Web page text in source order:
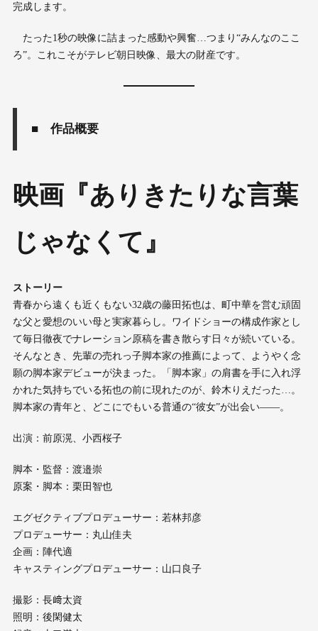
完成します。
たった1秒の映像に詰まった感動や興奮…つまり“みんなのここ
ろ”。これこそがテレビ朝日映像、最大の財産です。
■ 作品概要
映画『ありきたりな言葉
じゃなくて』
ストーリー
青春から遠くも近くもない32歳の藤田拓也は、町中華を営む頑固
な父と愛想のいい母と実家暮らし。ワイドショーの構成作家とし
て毎日徹夜でナレーション原稿を書き散らす日々が続いている。
そんなとき、先輩の売れっ子脚本家の推薦によって、ようやく念
願の脚本家デビューが決まった。「脚本家」の肩書を手に入れ浮
かれた気持ちでいる拓也の前に現れたのが、鈴木りえだった…。
脚本家の青年と、どこにでもいる普通の“彼女”が出会い――。
出演：前原滉、小西桜子
脚本・監督：渡邉崇
原案・脚本：栗田智也
エグゼクティブプロデューサー：若林邦彦
プロデューサー：丸山佳夫
企画：陣代適
キャスティングプロデューサー：山口良子
撮影：長﨑太資
照明：後閑健太